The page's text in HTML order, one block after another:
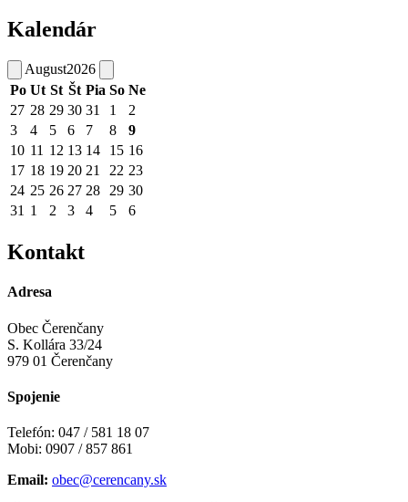
Kalendár
August2026
Po Ut St Št Pia So Ne
27 28 29 30 31 1
2
3
4 5 6 7 8
9
10 11 12 13 14 15 16
17 18 19 20 21 22 23
24 25 26 27 28 29 30
31 1 2 3 4 5 6
Kontakt
Adresa
Obec Čerenčany
S. Kollára 33/24
979 01 Čerenčany
Spojenie
Telefón: 047 / 581 18 07
Mobi: 0907 / 857 861
Email: obec@cerencany.sk